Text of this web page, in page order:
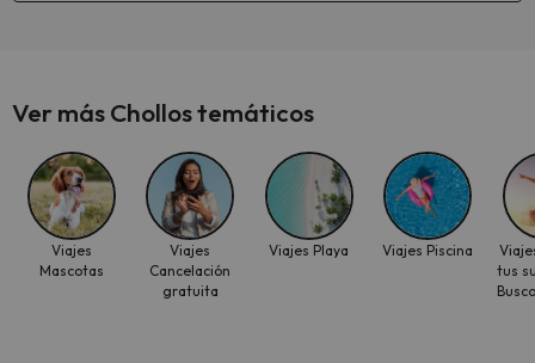
Ver más Chollos temáticos
Viajes
Mascotas
Viajes
Cancelación
gratuita
Viajes Playa Viajes Piscina
tus